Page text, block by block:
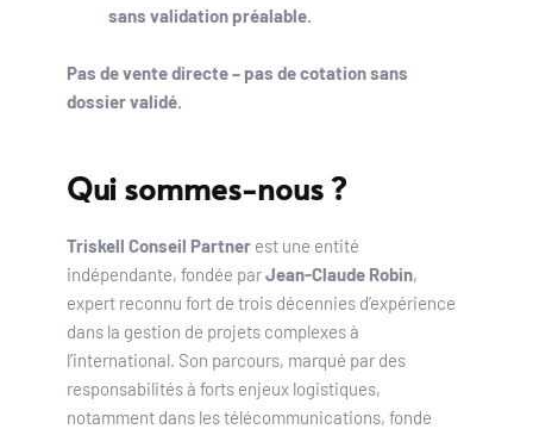
sans validation préalable.
Pas de vente directe – pas de cotation sans
dossier validé.
Qui sommes-nous ?
Triskell Conseil Partner est une entité
indépendante, fondée par Jean-Claude Robin,
expert reconnu fort de trois décennies d’expérience
dans la gestion de projets complexes à
l’international. Son parcours, marqué par des
responsabilités à forts enjeux logistiques,
notamment dans les télécommunications, fonde